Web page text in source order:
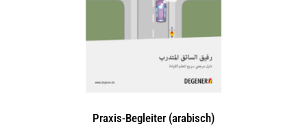
Praxis-Begleiter (arabisch)